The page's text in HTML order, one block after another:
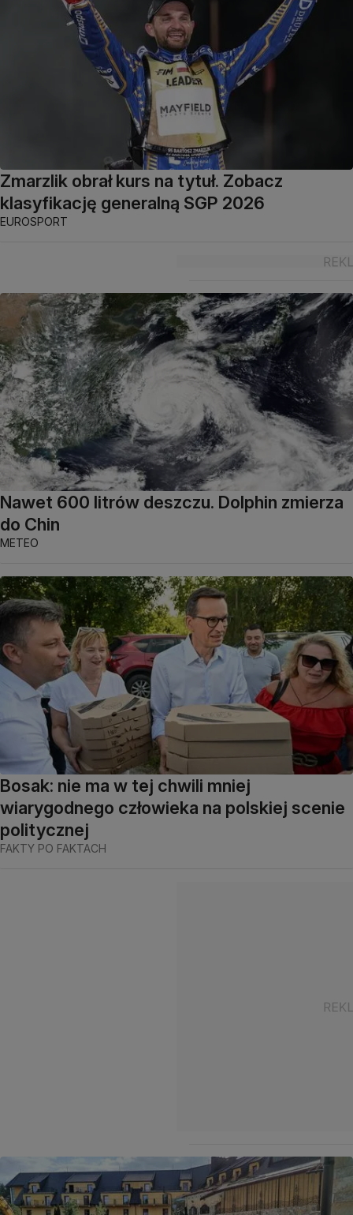
Zmarzlik obrał kurs na tytuł. Zobacz
klasyfikację generalną SGP 2026
EUROSPORT
Nawet 600 litrów deszczu. Dolphin zmierza
do Chin
METEO
Bosak: nie ma w tej chwili mniej
wiarygodnego człowieka na polskiej scenie
politycznej
FAKTY PO FAKTACH